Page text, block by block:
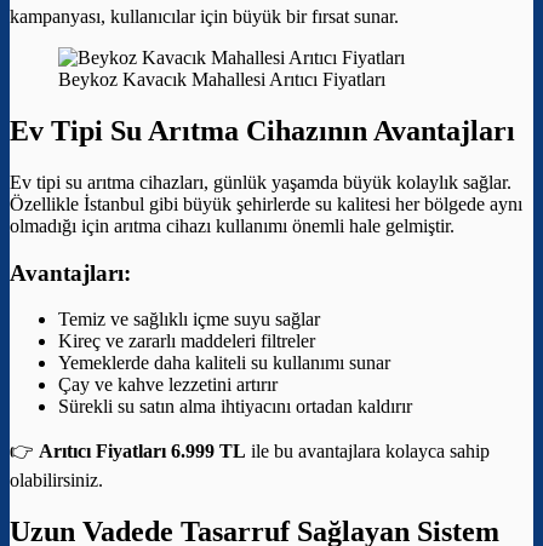
kampanyası, kullanıcılar için büyük bir fırsat sunar.
Beykoz Kavacık Mahallesi Arıtıcı Fiyatları
Ev Tipi Su Arıtma Cihazının Avantajları
Ev tipi su arıtma cihazları, günlük yaşamda büyük kolaylık sağlar.
Özellikle İstanbul gibi büyük şehirlerde su kalitesi her bölgede aynı
olmadığı için arıtma cihazı kullanımı önemli hale gelmiştir.
Avantajları:
Temiz ve sağlıklı içme suyu sağlar
Kireç ve zararlı maddeleri filtreler
Yemeklerde daha kaliteli su kullanımı sunar
Çay ve kahve lezzetini artırır
Sürekli su satın alma ihtiyacını ortadan kaldırır
👉 Arıtıcı Fiyatları 6.999 TL ile bu avantajlara kolayca sahip
olabilirsiniz.
Uzun Vadede Tasarruf Sağlayan Sistem